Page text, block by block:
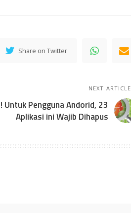
Share on Twitter
NEXT ARTICLE
Untuk Pengguna Andorid, 23
Aplikasi ini Wajib Dihapus